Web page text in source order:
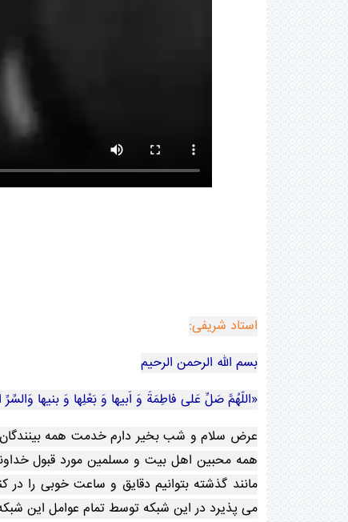
استاد شریفی:
بسم الله الرحمن الرحیم
«اللّهُمَّ صَلِّ عَلی فاطِمَةَ وَ اَبیها وَ بَعْلِها وَ بنیها
عرض سلام و شب بخیر دارم خدمت همه بینندگان
همه محبین اهل بیت و مسلمین مورد قبول
مانند گذشته بتوانیم دقایق و ساعت خوبی را
می پذیرد در این شبکه توسط تمام عوامل این شبکه